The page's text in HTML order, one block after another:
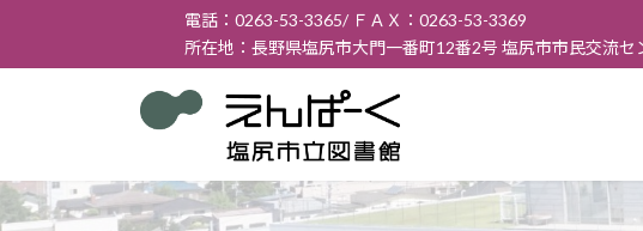
テ
ス
キ
ゲ
ン
に
電話：0263-53-3365/ ＦＡＸ：0263-53-3369
所在地：長野県塩尻市大門一番町12番2号 塩尻市市民交流セ